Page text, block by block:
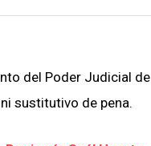
del Poder Judicial
sustitutivo de pena.